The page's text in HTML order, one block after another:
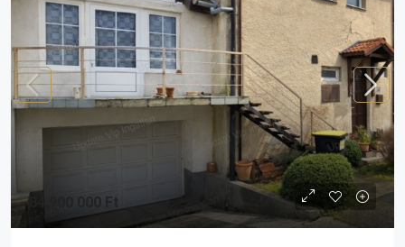
84 900 000 Ft